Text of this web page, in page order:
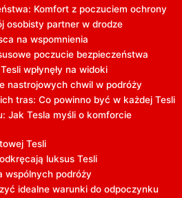
Komfort z poczuciem ochrony
‌osobisty partner⁣ w drodze
na wspomnienia
poczucie⁤ bezpieczeństwa
wpłynęły ⁣na widoki
nastrojowych ​chwil ‌w podróży
tras: Co‌ powinno być w każdej Tesli
Jak ⁤Tesla myśli o komforcie
Tesli
luksus ‌Tesli
wspólnych podróży
idealne​ warunki⁢ do odpoczynku